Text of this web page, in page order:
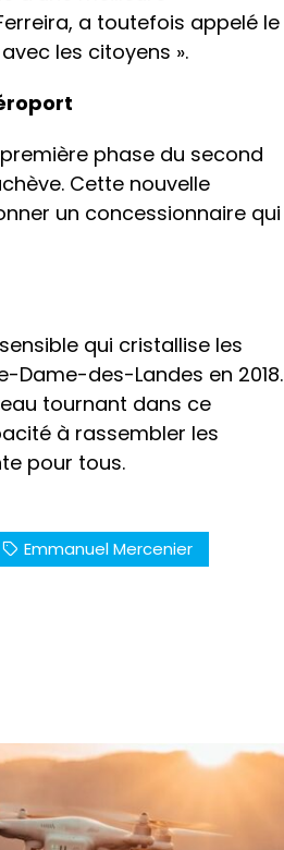
a toutefois appelé le
les citoyens ».
phase du second
Cette nouvelle
un concessionnaire qui
qui cristallise les
Dame-des-Landes en 2018.
tournant dans ce
à rassembler les
pour tous.
Emmanuel Mercenier